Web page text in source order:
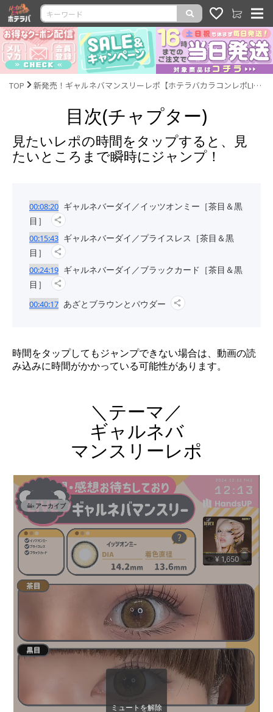
TOP 新発売！ギャルネバマンスリーレポ【ホテラバカラコンレポLIVE】
目次(チャプター)
見たいレポの時間をタップすると、見
たいところまで瞬時にジャンプ！
00:08:20 ギャルネバーダイ／イッツオンミー［茶目＆黒
目］
00:15:43 ギャルネバーダイ／プライスレス［茶目＆黒
目］
00:24:19 ギャルネバーダイ／ブラックカード［茶目＆黒
目］
00:40:17 あざとブラウンとパウダー
時間をタップしてもジャンプできない場合は、動画の読
み込みに時間がかかっている可能性があります。
＼テーマ／
ギャルネバ
マンスリーレポ